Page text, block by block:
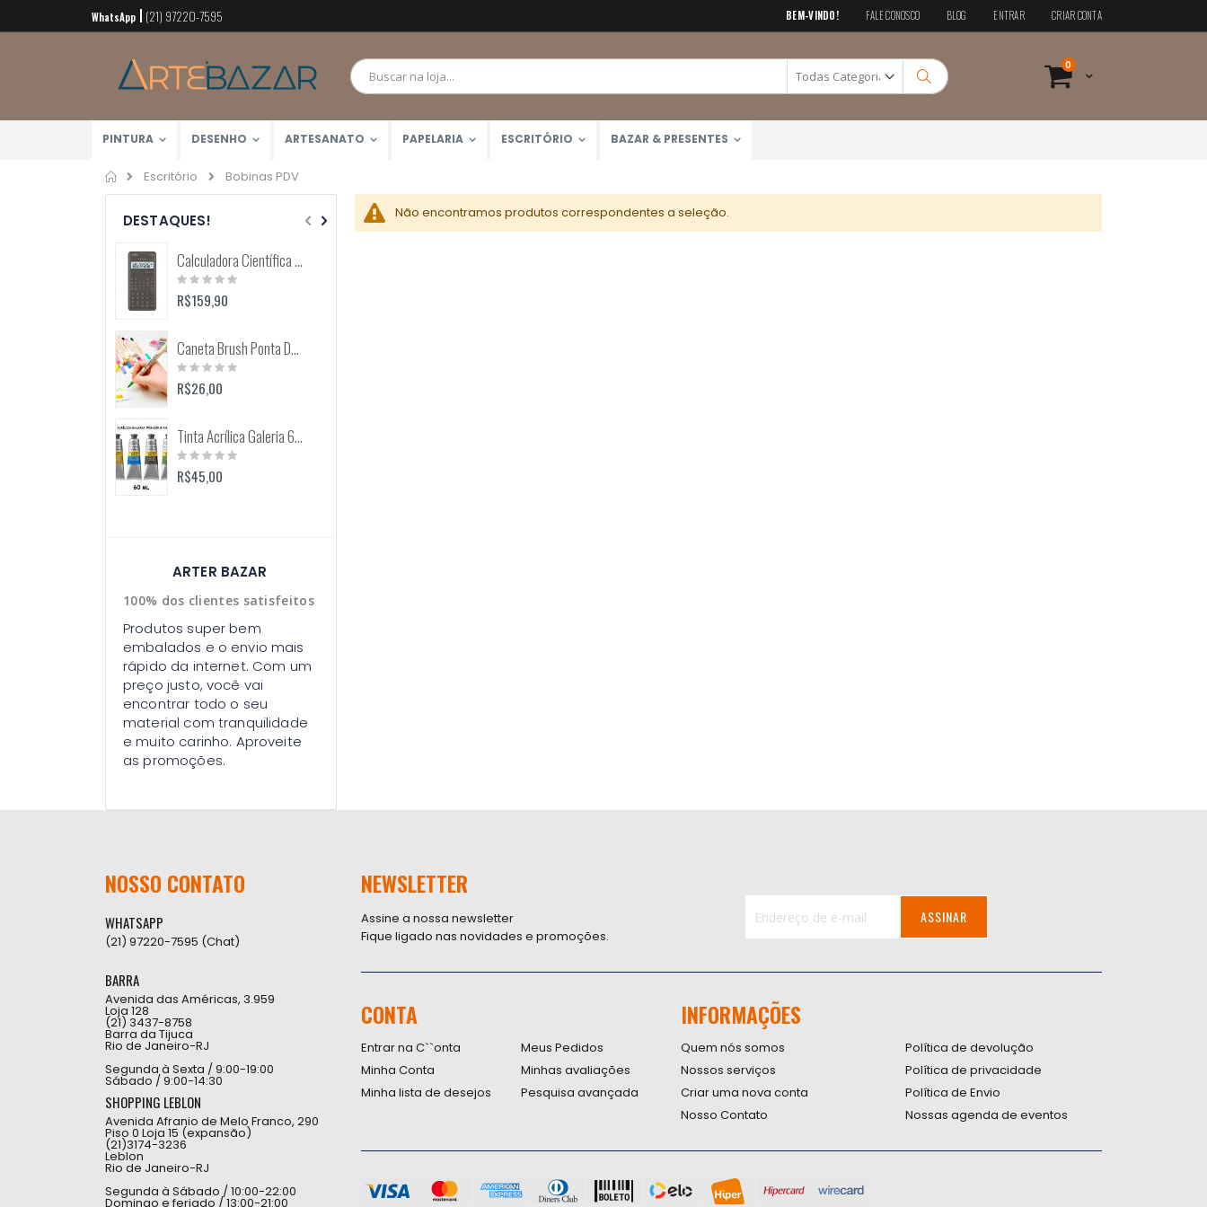
Pular
para
conteúdo
BEM-VINDO! FALE CONOSCO BLOG ENTRAR CRIAR CONTA
Cart
0 itens
Pesquisa
WhatsApp (21) 97220-7595
PINTURA DESENHO ARTESANATO PAPELARIA ESCRITÓRIO BAZAR & PRESENTES
Home
Escritório Bobinas PDV
Não encontramos produtos correspondentes a seleção.
DESTAQUES!
Calculadora Científica FX-82MS 12 Dígitos (Casio)
Rating:
0%
R$159,90
Caneta Brush Ponta Dupla Zig Brushables (Kuretake)
Rating:
0%
R$26,00
Tinta Acrílica Galeria 60ml (Winsor & Newton)
Rating:
0%
R$45,00
ARTER BAZAR
100% dos clientes satisfeitos
Produtos super bem
embalados e o envio mais
rápido da internet. Com um
preço justo, você vai
encontrar todo o seu
material com tranquilidade
e muito carinho. Aproveite
as promoções.
NOSSO CONTATO
WHATSAPP
(21) 97220-7595 (Chat)
BARRA
Avenida das Américas, 3.959
Loja 128
(21) 3437-8758
Barra da Tijuca
Rio de Janeiro-RJ
Segunda à Sexta / 9:00-19:00
Sábado / 9:00-14:30
SHOPPING LEBLON
Avenida Afranio de Melo Franco, 290
Piso 0 Loja 15 (expansão)
(21)3174-3236
Leblon
Rio de Janeiro-RJ
Segunda à Sábado / 10:00-22:00
Domingo e feriado / 13:00-21:00
NEWSLETTER
Assine a nossa newsletter
Fique ligado nas novidades e promoções.
nossa
Newsletter:
ASSINAR
CONTA
Entrar na C``onta
Minha Conta
Minha lista de desejos
Meus Pedidos
Minhas avaliações
Pesquisa avançada
INFORMAÇÕES
Quem nós somos
Nossos serviços
Criar uma nova conta
Nosso Contato
Política de devolução
Política de privacidade
Política de Envio
Nossas agenda de eventos